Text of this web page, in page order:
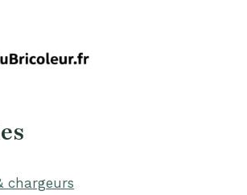
chargeurs